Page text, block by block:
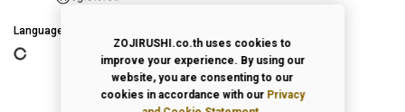
Language
ZOJIRUSHI.co.th uses cookies to
improve your experience. By using our
website, you are consenting to our
cookies in accordance with our Privacy